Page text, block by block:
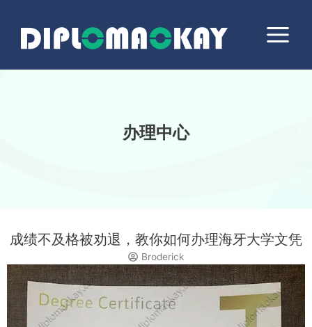
Menu
办理中心
成绩不及格被劝退，教你如何办理海牙大学文凭
Broderick